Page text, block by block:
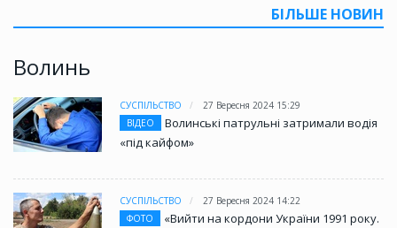
БІЛЬШЕ НОВИН
Волинь
СУСПІЛЬСТВО
27 Вересня 2024 15:29
ВІДЕО
Волинські патрульні затримали водія
«під кайфом»
СУСПІЛЬСТВО
27 Вересня 2024 14:22
ФОТО
«Вийти на кордони України 1991 року.